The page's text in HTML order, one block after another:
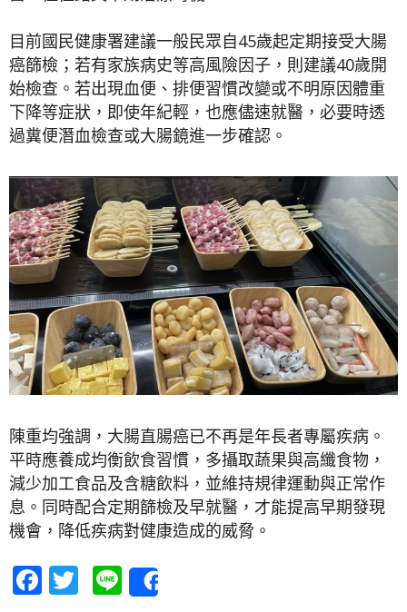
目前國民健康署建議一般民眾自45歲起定期接受大腸
癌篩檢；若有家族病史等高風險因子，則建議40歲開
始檢查。若出現血便、排便習慣改變或不明原因體重
下降等症狀，即使年紀輕，也應儘速就醫，必要時透
過糞便潛血檢查或大腸鏡進一步確認。
陳重均強調，大腸直腸癌已不再是年長者專屬疾病。
平時應養成均衡飲食習慣，多攝取蔬果與高纖食物，
減少加工食品及含糖飲料，並維持規律運動與正常作
息。同時配合定期篩檢及早就醫，才能提高早期發現
機會，降低疾病對健康造成的威脅。
Facebook
Twitter
Line